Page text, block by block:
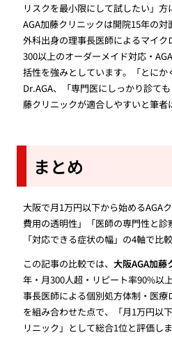
リスクを最小限にして試したい」
AGA加藤クリニックは開院15年の
外科出身の理事長医師によるマイ
300以上のオーダーメイド対応・
括性を強みとしています。「とにか
Dr.AGA、「専門医にしっかり診て
藤クリニックが適合しやすいと筆者
まとめ
大阪で月1万円以下から始めるAGA
費用の透明性」「医師の専門性と診
「対応できる症状の幅」の4軸で比
この記事の比較では、大阪AGA加藤
年・月300人超・リピート率90%以
事長医師による個別処方体制・医
を組み合わせた点で、「月1万円以
リニック」として総合1位と評価しま